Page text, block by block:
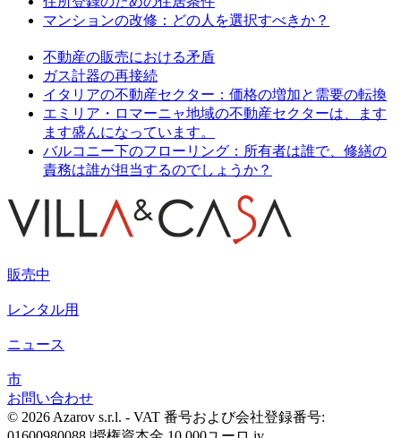
マンションの改修：どの人を選択すべきか？
不動産の販売における矛盾
ガス計器の再接続
イタリアの不動産セクター：価格の増加と需要の転換
エミリア・ロマーニャ地域の不動産セクターは、ます
ます盛んになっています。
バルコニー下のフローリング：所有者は誰で、修繕の
責務は誰が担当するのでしょうか？
販売中
レンタル用
ニュース
市
お問い合わせ
© 2026 Azarov s.r.l. - VAT 番号および会社登録番号: